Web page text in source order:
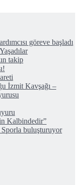
göreve başladı
takip
İzmit Kavşağı –
Kalbindedir”
Sporla buluşturuyor